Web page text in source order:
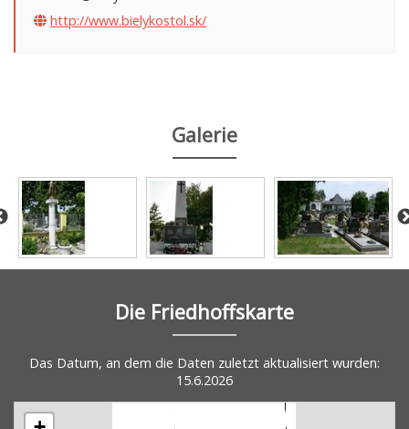
http://www.bielykostol.sk/
Galerie
Die Friedhoffskarte
Das Datum, an dem die Daten zuletzt aktualisiert wurden:
15.6.2026